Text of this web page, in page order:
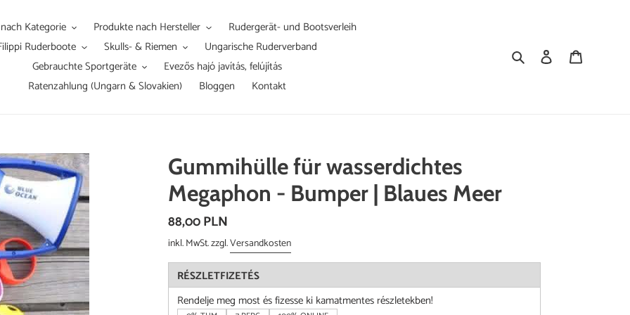
Kategorie Produkte nach Hersteller
Rudergerät- und Bootsverleih
Ruderboote
Skulls- & Riemen
Ungarische Ruderverband
Gebrauchte Sportgeräte
Evezős hajó javítás, felújítás
Ratenzahlung (Ungarn & Slovakien)
Bloggen Kontakt
Suchen Einloggen
Gummihülle für wasserdichtes
Megaphon - Bumper | Blaues Meer
Normaler
Preis
88,00 PLN
inkl. MwSt. zzgl.Versandkosten
RÉSZLETFIZETÉS
Rendelje meg most és fizesse ki kamatmentes részletekben!